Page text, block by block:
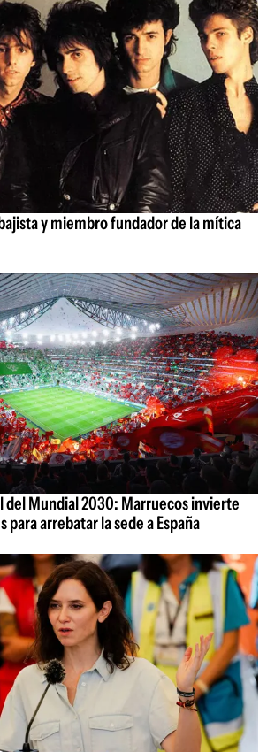
y miembro fundador de la mítica
del Mundial 2030: Marruecos invierte
para arrebatar la sede a España